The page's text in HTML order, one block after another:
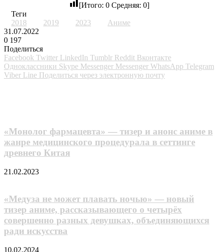
[Итого: 0Средняя: 0]
Теги
2018
2019 2023
Аниме
31.07.2022
0 197
Поделиться
Facebook Twitter LinkedIn Tumblr Reddit Вконтакте
Одноклассники Skype Messenger Messenger WhatsApp Telegram
Viber Line Поделиться через электронную почту
«Монолог фармацевта» — тизер и анонс аниме в
жанре медицинского процедурала в сеттинге
древнего Китая
21.02.2023
«Медуза не может плавать ночью» — новый
тизер аниме, рассказывающего о четырёх
совершенно разных девушках, объединяющихся
ради искусства
10.02.2024